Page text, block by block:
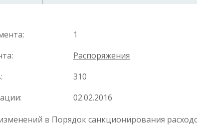
1
Распоряжения
310
02.02.2016
в Порядок санкционирования